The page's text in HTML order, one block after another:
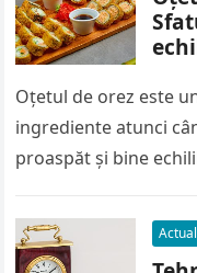
Oțetul de orez este
ingrediente atunci
proaspăt și bine